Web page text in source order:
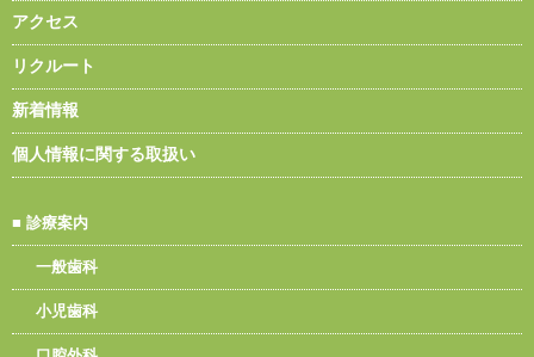
アクセス
リクルート
新着情報
個人情報に関する取扱い
■ 診療案内
一般歯科
小児歯科